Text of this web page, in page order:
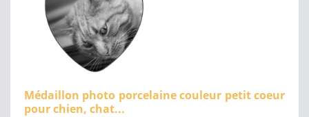
Médaillon photo porcelaine couleur petit coeur
pour chien, chat...